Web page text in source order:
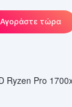
Αγοράστε τώρα
Ryzen Pro